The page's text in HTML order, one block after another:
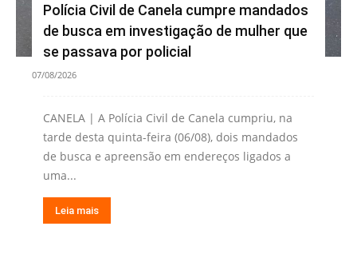
Polícia Civil de Canela cumpre mandados
de busca em investigação de mulher que
se passava por policial
07/08/2026
CANELA | A Polícia Civil de Canela cumpriu, na
tarde desta quinta-feira (06/08), dois mandados
de busca e apreensão em endereços ligados a
uma...
Leia mais